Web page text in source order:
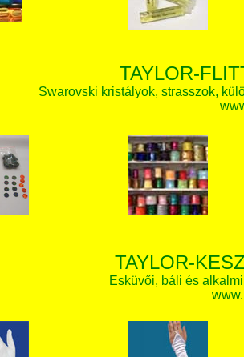
TAYLOR-
Swarovski kristályok, strasszok,
TAYLOR-
Esküvői, báli és